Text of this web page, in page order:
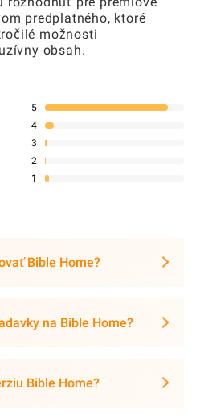
predplatného, ​​ktoré
možnosti
obsah.
5
4
3
2
1
Bible Home?
na Bible Home?
Bible Home?